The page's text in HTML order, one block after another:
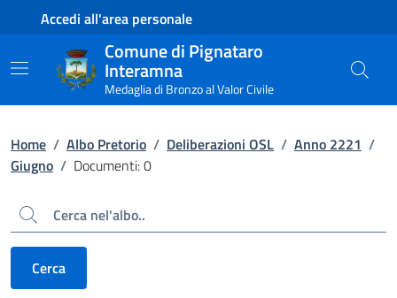
Contenuto principale
Piede di paginaAccedi all'area personale
Comune di Pignataro
Interamna
Medaglia di Bronzo al Valor Civile
Home / Albo Pretorio / Deliberazioni OSL / Anno 2221 /
Giugno / Documenti: 0
Cerca
Cerca